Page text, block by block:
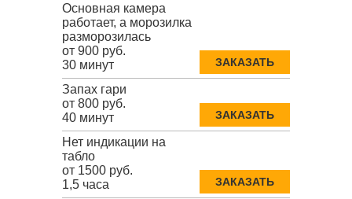
Основная камера
работает, а морозилка
разморозилась
от 900 руб.
30 минут
ЗАКАЗАТЬ
Запах гари
от 800 руб.
40 минут
ЗАКАЗАТЬ
Нет индикации на
табло
от 1500 руб.
1,5 часа
ЗАКАЗАТЬ